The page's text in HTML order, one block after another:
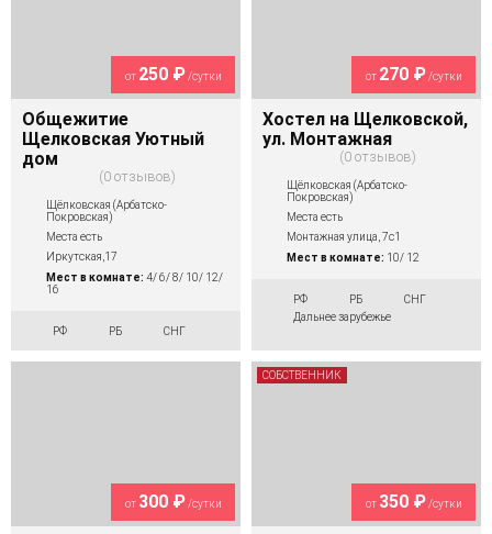
от 250 ₽/сутки
Общежитие
Щелковская Уютный
дом
0 отзывов
Щёлковская (Арбатско-
Покровская)
Места есть
Иркутская,17
Мест в комнате: 4/ 6/ 8/ 10/ 12/
16
РФ РБ СНГ
от 270 ₽/сутки
Хостел на Щелковской,
ул. Монтажная
0 отзывов
Щёлковская (Арбатско-
Покровская)
Места есть
Монтажная улица, 7с1
Мест в комнате: 10/ 12
РФ РБ
СНГ
Дальнее зарубежье
от 300 ₽/сутки от 350 ₽/сутки
СОБСТВЕННИК